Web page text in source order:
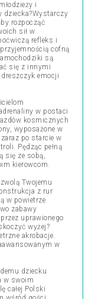
i
dziecka?Wystarczy
rozpocząć
sił w
refleks i
cofną
są
się z innymi
emocji
w postaci
kosmicznych
wyposażone w
po starcie w
Pędząc pełną
się ze sobą,
kierowcom.
Twojemu
z rur
w powietrze
zabawy
uprawionego
wyżej?
akrobacje.
w
dziecku
w swoim
całej Polski